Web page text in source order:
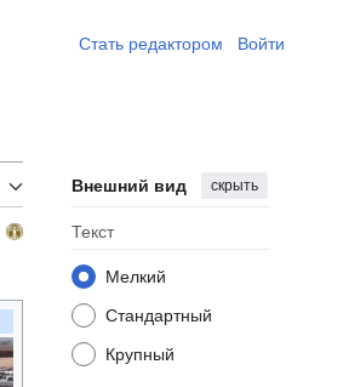
Стать редактором ​ Войти
Внешний вид скрыть
Текст
Мелкий
Стандартный
Крупный